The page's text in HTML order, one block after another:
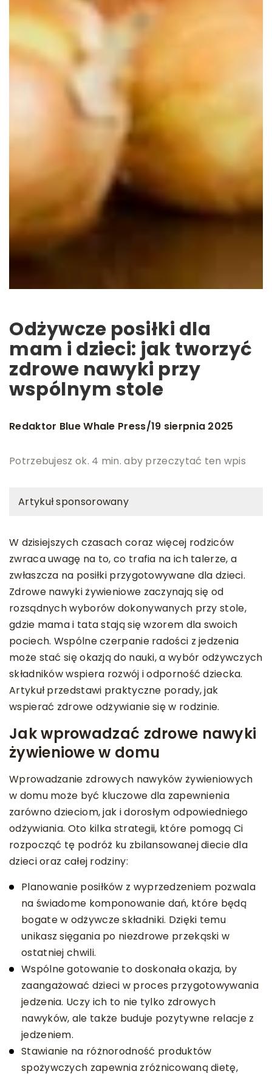
Odżywcze posiłki dla
mam i dzieci: jak tworzyć
zdrowe nawyki przy
wspólnym stole
Redaktor Blue Whale Press/19 sierpnia 2025
Potrzebujesz ok. 4 min. aby przeczytać ten wpis
Artykuł sponsorowany
W dzisiejszych czasach coraz więcej rodziców
zwraca uwagę na to, co trafia na ich talerze, a
zwłaszcza na posiłki przygotowywane dla dzieci.
Zdrowe nawyki żywieniowe zaczynają się od
rozsądnych wyborów dokonywanych przy stole,
gdzie mama i tata stają się wzorem dla swoich
pociech. Wspólne czerpanie radości z jedzenia
może stać się okazją do nauki, a wybór odżywczych
składników wspiera rozwój i odporność dziecka.
Artykuł przedstawi praktyczne porady, jak
wspierać zdrowe odżywianie się w rodzinie.
Jak wprowadzać zdrowe nawyki
żywieniowe w domu
Wprowadzanie zdrowych nawyków żywieniowych
w domu może być kluczowe dla zapewnienia
zarówno dzieciom, jak i dorosłym odpowiedniego
odżywiania. Oto kilka strategii, które pomogą Ci
rozpocząć tę podróż ku zbilansowanej diecie dla
dzieci oraz całej rodziny:
Planowanie posiłków z wyprzedzeniem pozwala
na świadome komponowanie dań, które będą
bogate w odżywcze składniki. Dzięki temu
unikasz sięgania po niezdrowe przekąski w
ostatniej chwili.
Wspólne gotowanie to doskonała okazja, by
zaangażować dzieci w proces przygotowywania
jedzenia. Uczy ich to nie tylko zdrowych
nawyków, ale także buduje pozytywne relacje z
jedzeniem.
Stawianie na różnorodność produktów
spożywczych zapewnia zróżnicowaną dietę,